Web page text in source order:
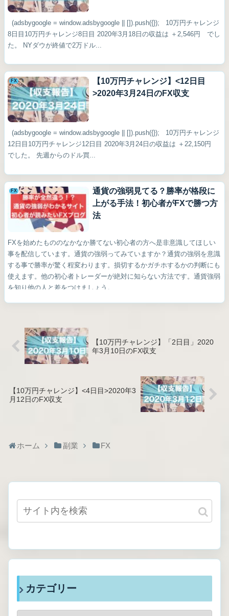
(adsbygoogle = window.adsbygoogle || []).push({}); 10万円チャレンジ
8日目10万円チャレンジ8日目 2020年3月18日の収益は ＋2,546円 でし
た。 NYダウが終値で2万ドル...
FX
【10万円チャレンジ】<12日目
>2020年3月24日のFX収支
(adsbygoogle = window.adsbygoogle || []).push({}); 10万円チャレンジ
12日目10万円チャレンジ12日目 2020年3月24日の収益は ＋22,150円
でした。 先週からのドル買...
FX
通貨の強弱見てる？勝率が格段に
上がる手法！初心者がFXで勝つ方
法
FXを始めたもののなかなか勝てない初心者の方へ是非意識してほしい
事を配信しています。通貨の強弱ってみていますか？通貨の強弱を意識
する事で勝率が驚く程変わります。損切するかガチホするかの判断にも
使えます。他の初心者トレーダーが絶対に知らない方法です。通貨強弱
を知り他の人と差をつけましょう。
【10万円チャレンジ】「2日目」2020
年3月10日のFX収支
【10万円チャレンジ】<4日目>2020年3
月12日のFX収支
ホーム 副業 FX
カテゴリー